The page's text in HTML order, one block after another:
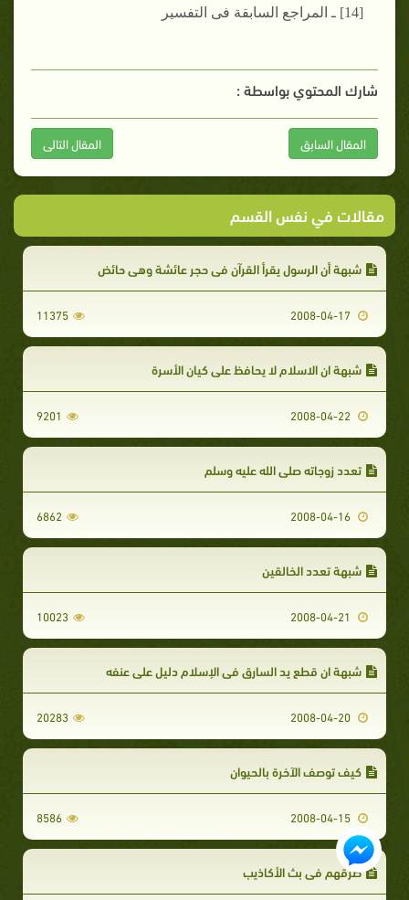
[14] ـ المراجع السابقة فى التفسير
شارك المحتوي بواسطة :
المقال السابق المقال التالى
مقالات في نفس القسم
شبهة أن الرسول يقرأ القرآن في حجر عائشة وهى حائض
11375
شبهة ان الاسلام لا يحافظ على كيان الأسرة
9201
تعدد زوجاته صلى الله عليه وسلم
6862
شبهة تعدد الخالقين
10023
شبهة ان قطع يد السارق في الإسلام دليل على عنفه
20283
كيف توصف الآخرة بالحيوان
8586
طرقهم فى بث الأكاذيب